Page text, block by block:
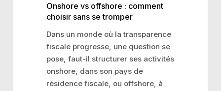
Onshore vs offshore : comment
choisir sans se tromper
Dans un monde où la transparence
fiscale progresse, une question se
pose, faut-il structurer ses activités
onshore, dans son pays de
résidence fiscale, ou offshore, à